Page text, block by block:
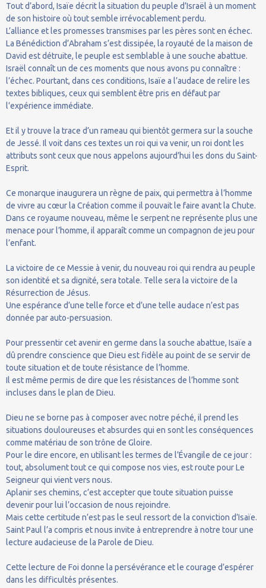
Tout d’abord, Isaïe décrit la situation du peuple d’Israël à un moment
de son histoire où tout semble irrévocablement perdu.
L’alliance et les promesses transmises par les pères sont en échec.
La Bénédiction d’Abraham s’est dissipée, la royauté de la maison de
David est détruite, le peuple est semblable à une souche abattue.
Israël connaît un de ces moments que nous avons pu connaître :
l’échec. Pourtant, dans ces conditions, Isaïe a l’audace de relire les
textes bibliques, ceux qui semblent être pris en défaut par
l’expérience immédiate.
Et il y trouve la trace d’un rameau qui bientôt germera sur la souche
de Jessé. Il voit dans ces textes un roi qui va venir, un roi dont les
attributs sont ceux que nous appelons aujourd’hui les dons du Saint-
Esprit.
Ce monarque inaugurera un règne de paix, qui permettra à l’homme
de vivre au cœur la Création comme il pouvait le faire avant la Chute.
Dans ce royaume nouveau, même le serpent ne représente plus une
menace pour l’homme, il apparaît comme un compagnon de jeu pour
l’enfant.
La victoire de ce Messie à venir, du nouveau roi qui rendra au peuple
son identité et sa dignité, sera totale. Telle sera la victoire de la
Résurrection de Jésus.
Une espérance d’une telle force et d’une telle audace n’est pas
donnée par auto-persuasion.
Pour pressentir cet avenir en germe dans la souche abattue, Isaïe a
dû prendre conscience que Dieu est fidèle au point de se servir de
toute situation et de toute résistance de l’homme.
Il est même permis de dire que les résistances de l’homme sont
incluses dans le plan de Dieu.
Dieu ne se borne pas à composer avec notre péché, il prend les
situations douloureuses et absurdes qui en sont les conséquences
comme matériau de son trône de Gloire.
Pour le dire encore, en utilisant les termes de l’Évangile de ce jour :
tout, absolument tout ce qui compose nos vies, est route pour Le
Seigneur qui vient vers nous.
Aplanir ses chemins, c’est accepter que toute situation puisse
devenir pour lui l’occasion de nous rejoindre.
Mais cette certitude n’est pas le seul ressort de la conviction d’Isaïe.
Saint Paul l’a compris et nous invite à entreprendre à notre tour une
lecture audacieuse de la Parole de Dieu.
Cette lecture de Foi donne la persévérance et le courage d’espérer
dans les difficultés présentes.